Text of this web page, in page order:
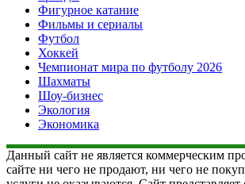
Фигурное катание
Фильмы и сериалы
Футбол
Хоккей
Чемпионат мира по футболу 2026
Шахматы
Шоу-бизнес
Экология
Экономика
Данный сайт не является коммерческим
сайте ни чего не продают, ни чего не